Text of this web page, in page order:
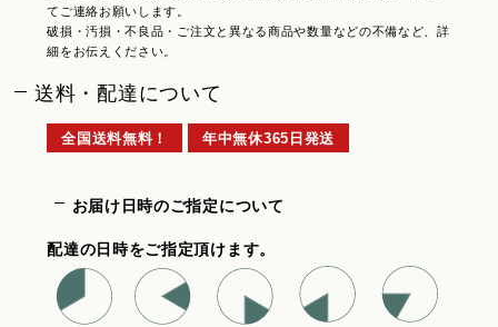
てご連絡お願いします。
破損・汚損・不良品・ご注文と異なる商品や数量などの不備など、詳
細をお伝えください。
送料・配達について
全国送料無料！ 年中無休365日発送
お届け日時のご指定について
配達の日時をご指定頂けます。